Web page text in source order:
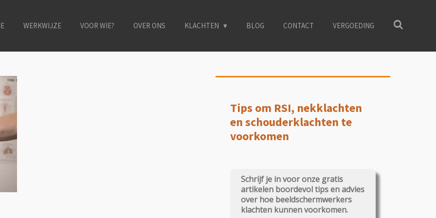
WERKWIJZE VOOR WIE? OVER ONS KLACHTEN BLOG CONTACT VERGOEDING
Tips om RSI, nekklachten
en schouderklachten te
voorkomen
Schrijf je in voor onze gratis
artikelen boordevol tips en advies
over hoe beeldschermwerkers
klachten kunnen voorkomen.